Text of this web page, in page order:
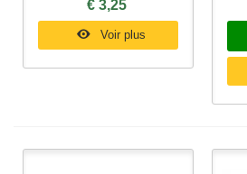
€ 3,25
Voir plus